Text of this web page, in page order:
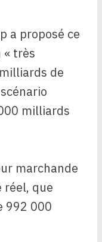
a proposé ce
« très
de
milliards
marchande
réel, que
992 000